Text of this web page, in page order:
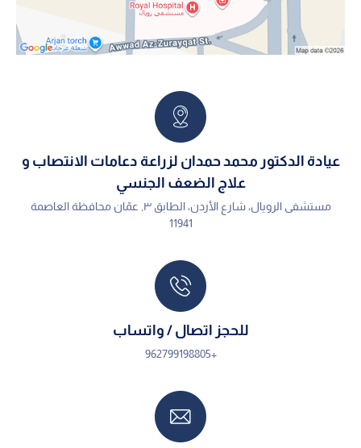
عيادة الدكتور محمد حمدان لزراعة دعامات الانتصاب و
علاج الضعف الجنسي
مستشفى الرويال، شارع الأردن، الطابق ٣, عمّان محافظة العاصمة
11941
للحجز اتصال / واتساب
+962799198805